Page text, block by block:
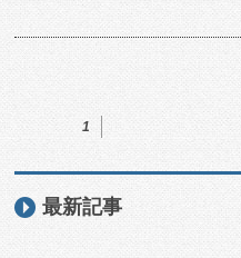
1
最新記事